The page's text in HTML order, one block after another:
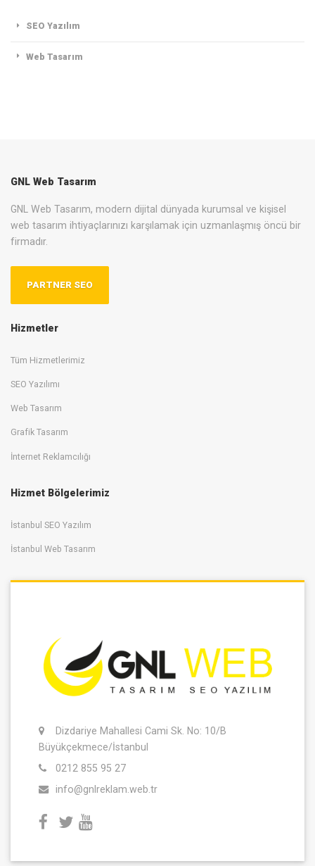
SEO Yazılım
Web Tasarım
GNL Web Tasarım
GNL Web Tasarım, modern dijital dünyada kurumsal ve kişisel
web tasarım ihtiyaçlarınızı karşılamak için uzmanlaşmış öncü bir
firmadır.
PARTNER SEO
Hizmetler
Tüm Hizmetlerimiz
SEO Yazılımı
Web Tasarım
Grafik Tasarım
İnternet Reklamcılığı
Hizmet Bölgelerimiz
İstanbul SEO Yazılım
İstanbul Web Tasarım
Dizdariye Mahallesi Cami Sk. No: 10/B
Büyükçekmece/İstanbul
0212 855 95 27
info@gnlreklam.web.tr